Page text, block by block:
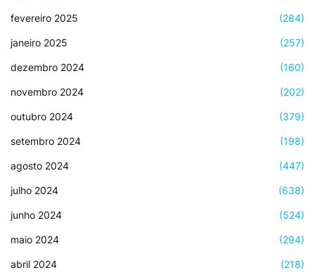
fevereiro 2025 (284)
janeiro 2025 (257)
dezembro 2024 (160)
novembro 2024 (202)
outubro 2024 (379)
setembro 2024 (198)
agosto 2024 (447)
julho 2024 (638)
junho 2024 (524)
maio 2024 (294)
abril 2024 (218)